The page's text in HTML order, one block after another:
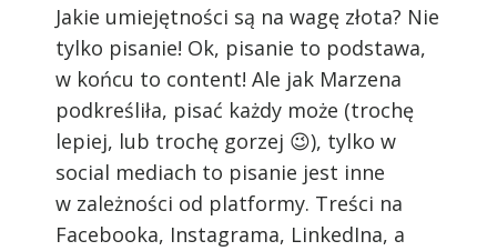
Jakie umiejętności są na wagę złota? Nie
tylko pisanie! Ok, pisanie to podstawa,
w końcu to content! Ale jak Marzena
podkreśliła, pisać każdy może (trochę
lepiej, lub trochę gorzej 😉), tylko w
social mediach to pisanie jest inne
w zależności od platformy. Treści na
Facebooka, Instagrama, LinkedIna, a